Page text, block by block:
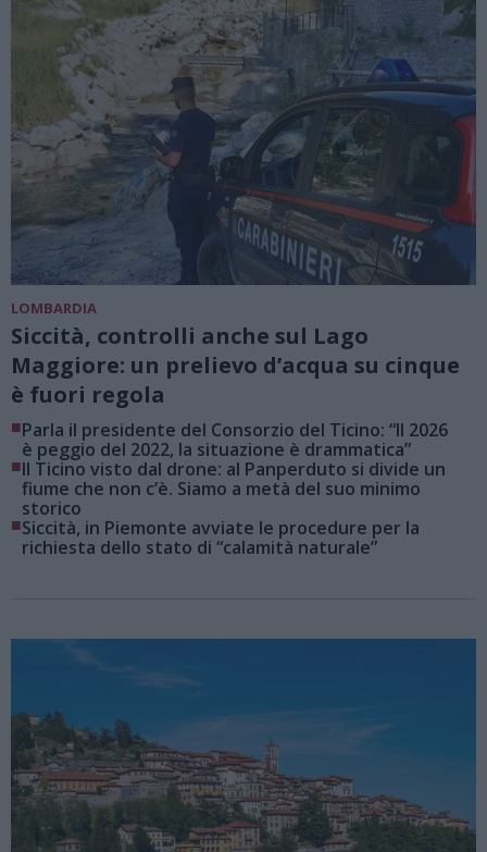
LOMBARDIA
Siccità, controlli anche sul Lago
Maggiore: un prelievo d’acqua su cinque
è fuori regola
■Parla il presidente del Consorzio del Ticino: “Il 2026
è peggio del 2022, la situazione è drammatica”
■Il Ticino visto dal drone: al Panperduto si divide un
fiume che non c’è. Siamo a metà del suo minimo
storico
■Siccità, in Piemonte avviate le procedure per la
richiesta dello stato di “calamità naturale”